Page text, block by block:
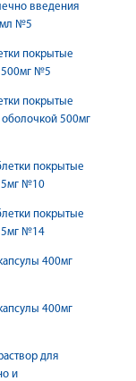
введения
№5
покрытые
500мг №5
покрытые
500мг
покрытые
5мг №10
покрытые
5мг №14
400мг
400мг
для
и